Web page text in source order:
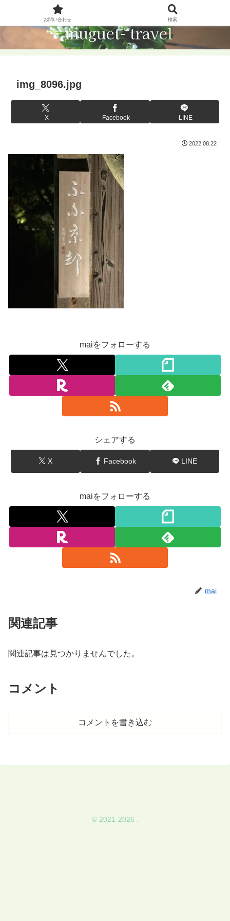
img_8096.jpg
X Facebook LINE
2022.08.22
maiをフォローする
シェアする
X Facebook LINE
maiをフォローする
mai
関連記事
関連記事は見つかりませんでした。
コメント
コメントを書き込む
© 2021-2026 .
お問い合わせ 検索